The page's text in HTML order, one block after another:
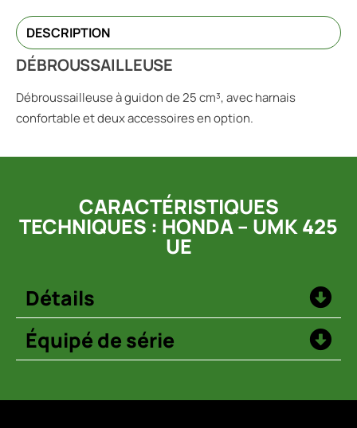
DESCRIPTION
DÉBROUSSAILLEUSE
Débroussailleuse à guidon de 25 cm³, avec harnais
confortable et deux accessoires en option.
CARACTÉRISTIQUES
TECHNIQUES : HONDA – UMK 425
UE
Détails
Équipé de série